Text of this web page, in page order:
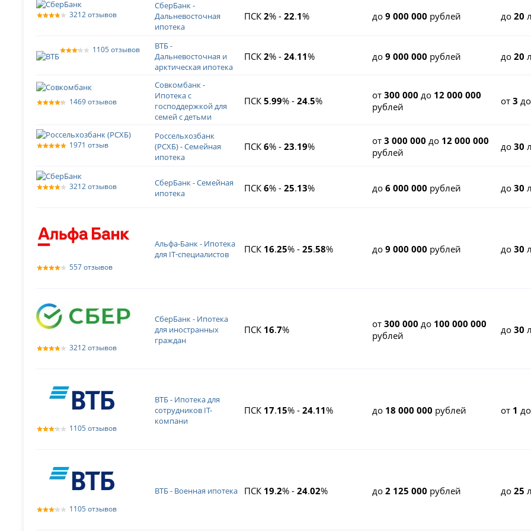
3212 отзывов
СберБанк -
Дальневосточная
ипотека
ПСК 2% - 22.1% до9 000 000 рублей до20
1105 отзывов
ВТБ -
Дальневосточная и
арктическая ипотека
ПСК 2% - 24.11% до9 000 000 рублей до20
1469 отзывов
Совкомбанк -
Ипотека с
господдержкой для
семей с детьми
ПСК 5.99% - 24.5% от300 000 до 12 000 000
рублей
от3
1971 отзыв
Россельхозбанк
(РСХБ) - Семейная
ипотека
ПСК 6% - 23.19% от3 000 000 до 12 000 000
рублей
до30
3212 отзывов
СберБанк - Семейная
ипотека
ПСК 6% - 25.13% до6 000 000 рублей до30
557 отзывов
Альфа-Банк - Ипотека
для IT‑специалистов
ПСК 16.25% - 25.58% до9 000 000 рублей до30
3212 отзывов
СберБанк - Ипотека
для иностранных
граждан
ПСК 16.7% от300 000 до 100 000 000
рублей
до30
1105 отзывов
ВТБ - Ипотека для
сотрудников IT-
компани
ПСК 17.15% - 24.11% до 18 000 000 рублей от 1
1105 отзывов
ВТБ - Военная ипотека ПСК 19.2% - 24.02% до2 125 000 рублей до25